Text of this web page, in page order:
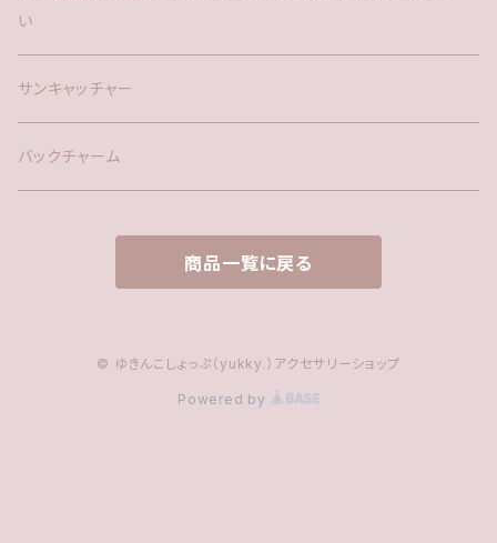
時計
サンキャッチャー
い
サンキャッチャー
バックチャーム
商品一覧に戻る
© ゆきんこしょっぷ（yukky.）アクセサリーショップ
Powered by